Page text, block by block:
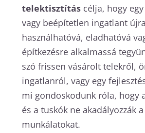
telektisztításcélja, hogy
vagy beépítetlen ingatlant újra
használhatóvá, eladhatóvá
építkezésre alkalmassá
szó frissen vásárolt telekről,
ingatlanról, vagy egy
mi gondoskodunk róla, hogy
és a tuskók ne akadályozzák
munkálatokat.